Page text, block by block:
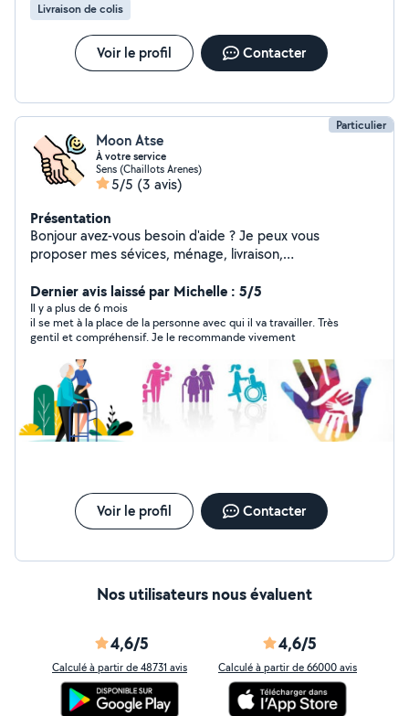
Livraison de colis
Voir le profil Contacter
Particulier
Moon Atse
À votre service
Sens (Chaillots Arenes)
5/5 (3 avis)
Présentation
Bonjour avez-vous besoin d'aide ? Je peux vous
proposer mes sévices, ménage, livraison,
Dernier avis laissé par Michelle : 5/5
Il y a plus de 6 mois
il se met à la place de la personne avec qui il va travailler. Très
gentil et compréhensif. Je le recommande vivement
Voir le profil Contacter
Nos utilisateurs nous évaluent
4,6/5
Calculé à partir de 48731 avis
4,6/5
Calculé à partir de 66000 avis